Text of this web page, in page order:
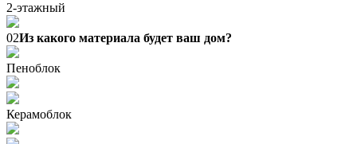
2-этажный
02Из какого материала будет ваш дом?
Пеноблок
Керамоблок